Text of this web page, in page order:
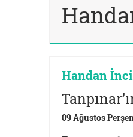
Handan İnci
09 Ağustos